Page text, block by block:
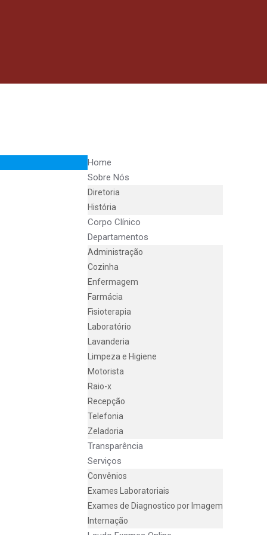
Home
Sobre Nós
Diretoria
História
Corpo Clínico
Departamentos
Administração
Cozinha
Enfermagem
Farmácia
Fisioterapia
Laboratório
Lavanderia
Limpeza e Higiene
Motorista
Raio-x
Recepção
Telefonia
Zeladoria
Transparência
Serviços
Convênios
Exames Laboratoriais
Exames de Diagnostico por Imagem
Internação